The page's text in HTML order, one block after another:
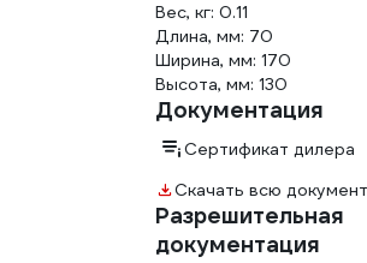
Вес, кг: 0.11
Длина, мм: 70
Ширина, мм: 170
Высота, мм: 130
Документация
Сертификат дилера
Скачать всю
Разрешительная
документация